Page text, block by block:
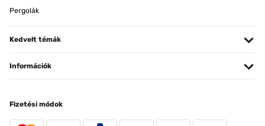
Pergolák
Kedvelt témák
Információk
Fizetési módok